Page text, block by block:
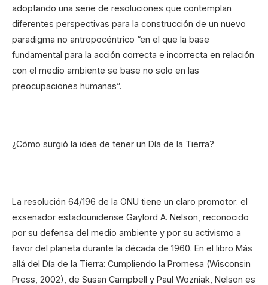
adoptando una serie de resoluciones que contemplan
diferentes perspectivas para la construcción de un nuevo
paradigma no antropocéntrico “en el que la base
fundamental para la acción correcta e incorrecta en relación
con el medio ambiente se base no solo en las
preocupaciones humanas”.
¿Cómo surgió la idea de tener un Día de la Tierra?
La resolución 64/196 de la ONU tiene un claro promotor: el
exsenador estadounidense Gaylord A. Nelson, reconocido
por su defensa del medio ambiente y por su activismo a
favor del planeta durante la década de 1960. En el libro Más
allá del Día de la Tierra: Cumpliendo la Promesa (Wisconsin
Press, 2002), de Susan Campbell y Paul Wozniak, Nelson es